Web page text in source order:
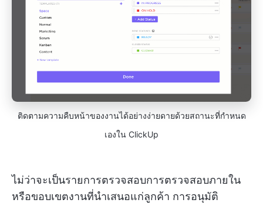
ติดตามความคืบหน้าของงานได้อย่างง่ายดายด้วยสถานะที่กำหนด
เองใน ClickUp
ไม่ว่าจะเป็นรายการตรวจสอบการตรวจสอบภายใน
หรือขอบเขตงานที่นำเสนอแก่ลูกค้า การอนุมัติ